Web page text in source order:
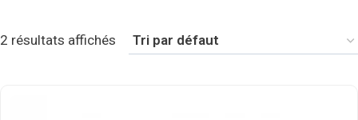
2 résultats affichés